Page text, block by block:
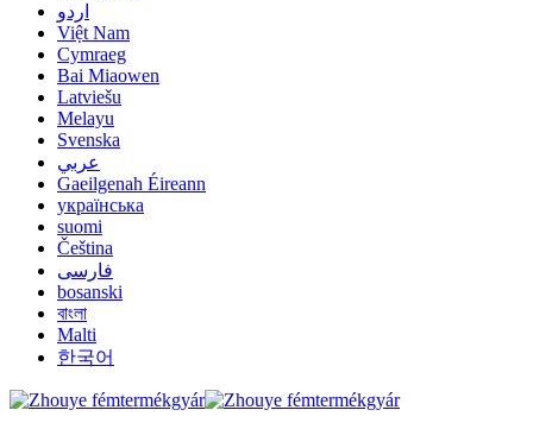
اردو
Việt Nam
Cymraeg
Bai Miaowen
Latviešu
Melayu
Svenska
عربي
Gaeilgenah Éireann
українська
suomi
Čeština
فارسی
bosanski
বাংলা
Malti
한국어